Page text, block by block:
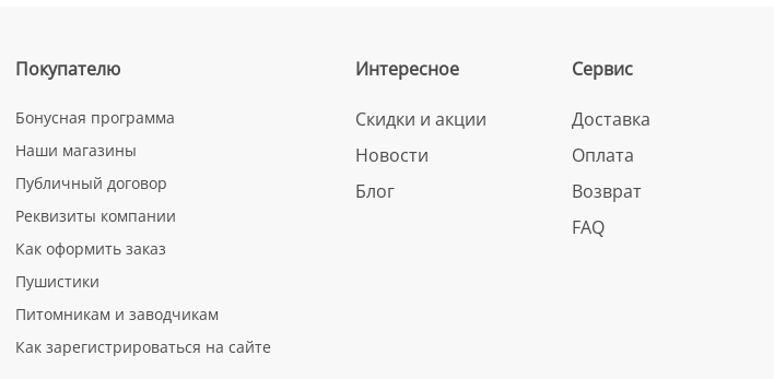
Покупателю
Бонусная программа
Наши магазины
Публичный договор
Реквизиты компании
Как оформить заказ
Пушистики
Питомникам и заводчикам
Как зарегистрироваться на сайте
Интересное
Скидки и акции
Новости
Блог
Сервис
Доставка
Оплата
Возврат
FAQ